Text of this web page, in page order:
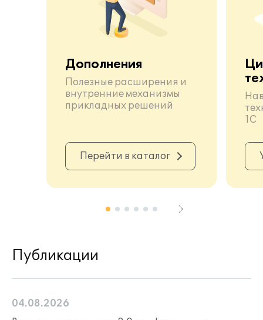
Электронное обучение (e-
Бухгалтерский и налоговый учет
Дополнения
Полезные расширения и
внутренние механизмы
прикладных решений
Перейти в каталог
1С
Публикации
04.08.2026